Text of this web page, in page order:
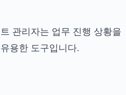
관리자는 업무 진행 상황을
용한 도구입니다.